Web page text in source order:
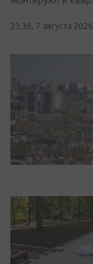
23:36, 7 августа 2026